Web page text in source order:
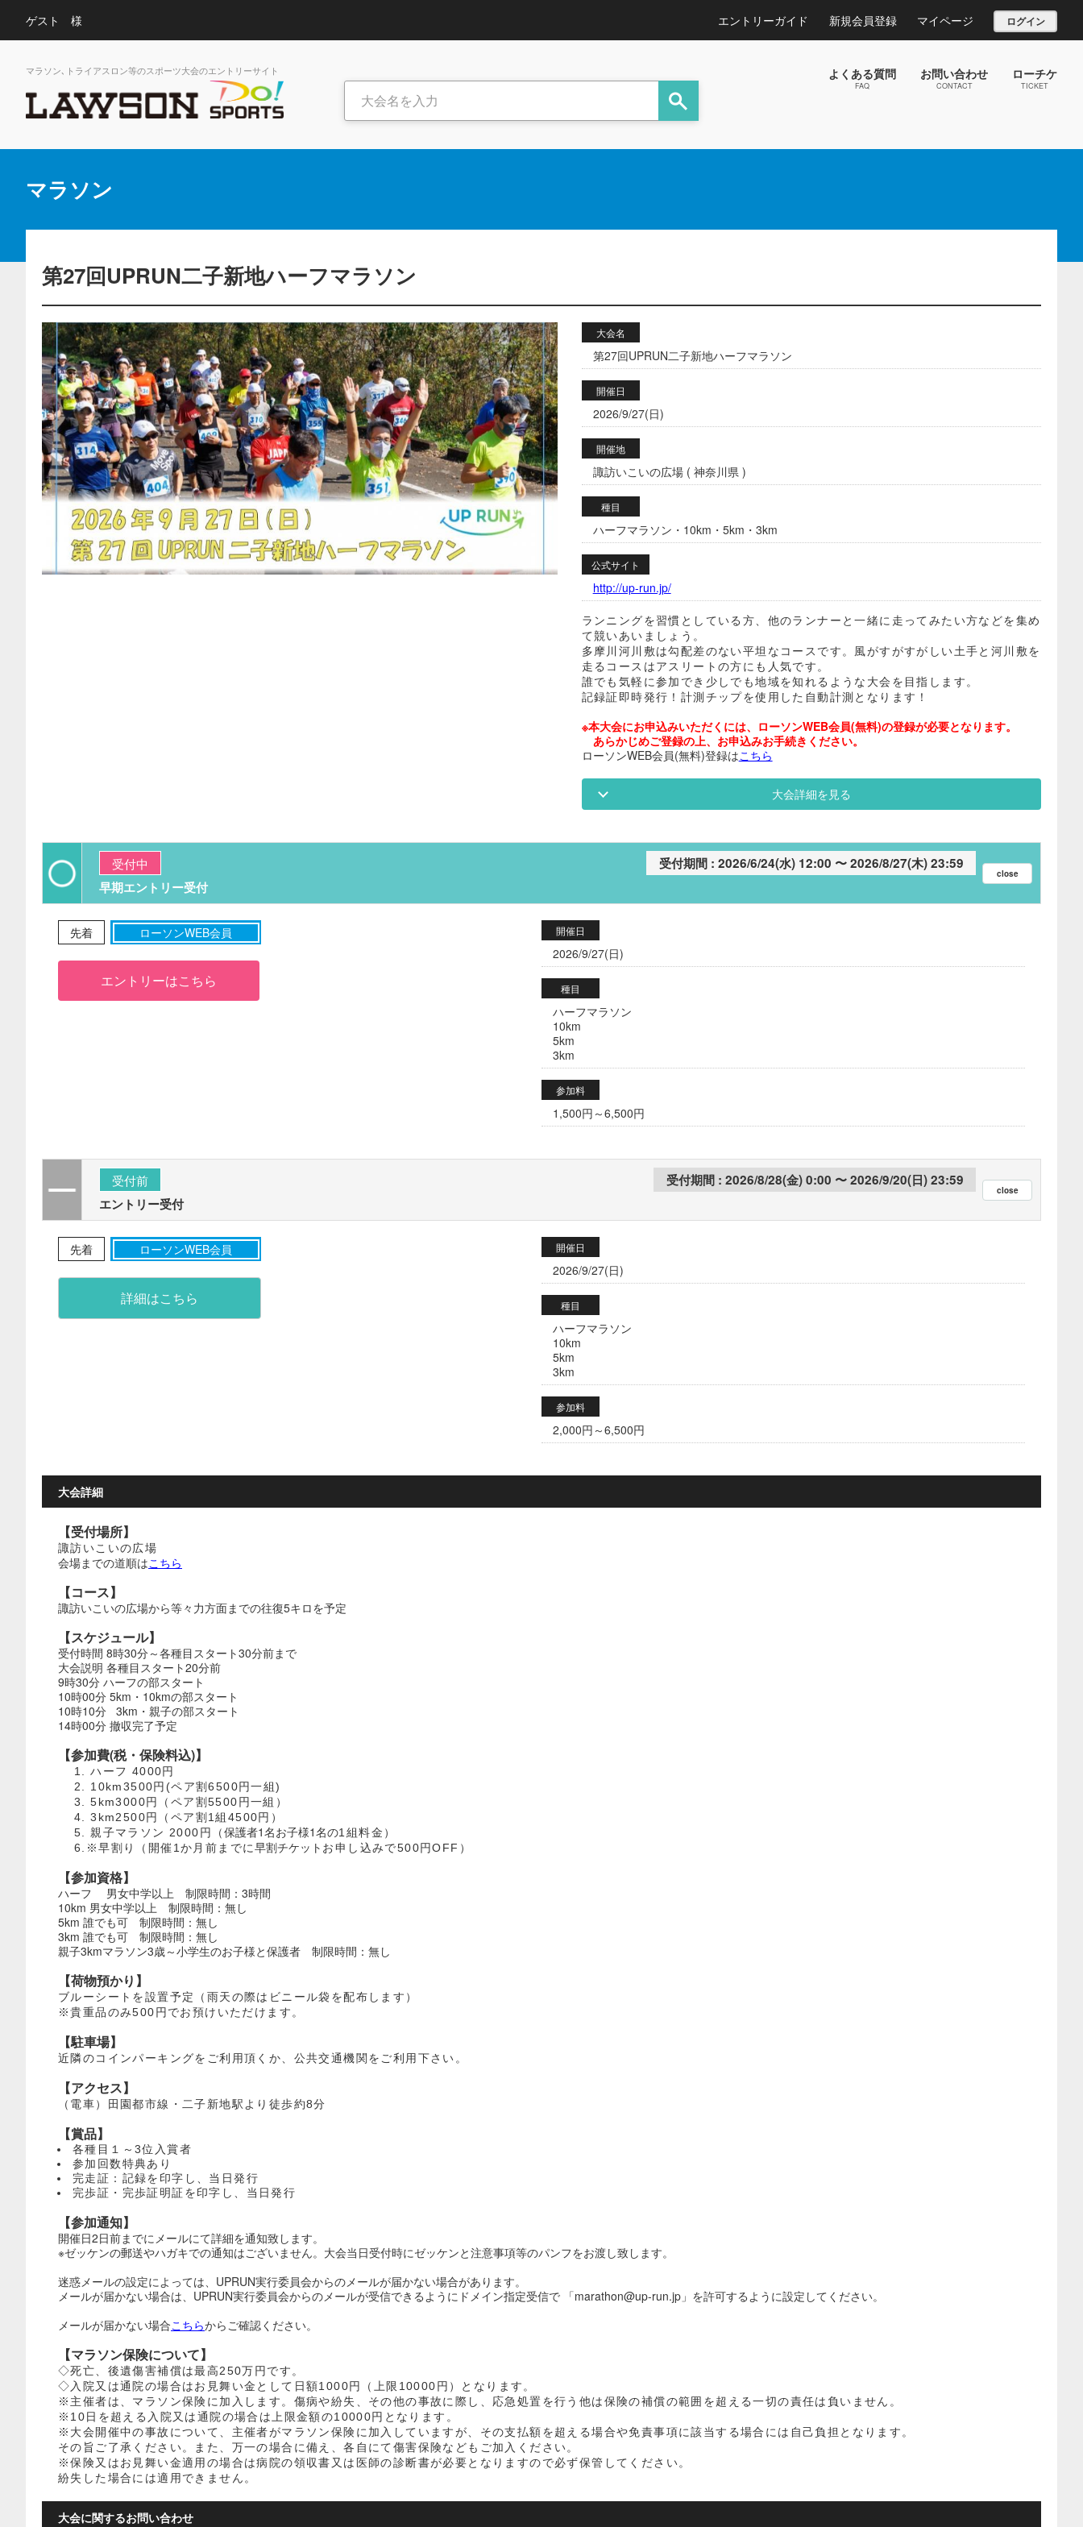
ゲスト 様 エントリーガイド 新規会員登録 マイページ ログイン
マラソン､トライアスロン等のスポーツ大会のエントリーサイト よくある質問
FAQ
お問い合わせ
CONTACT
ローチケ
TICKET
マラソン
第27回UPRUN二子新地ハーフマラソン
大会名
第27回UPRUN二子新地ハーフマラソン
開催日
2026/9/27(日)
開催地
諏訪いこいの広場 ( 神奈川県 )
種目
ハーフマラソン・10km・5km・3km
公式サイト
http://up-run.jp/
ランニングを習慣としている方、他のランナーと一緒に走ってみたい方などを集め
て競いあいましょう。
多摩川河川敷は勾配差のない平坦なコースです。風がすがすがしい土手と河川敷を
走るコースはアスリートの方にも人気です。
誰でも気軽に参加でき少しでも地域を知れるような大会を目指します。
記録証即時発行！計測チップを使用した自動計測となります！
※本大会にお申込みいただくには、ローソンWEB会員(無料)の登録が必要となります。
あらかじめご登録の上、お申込みお手続きください。
ローソンWEB会員(無料)登録はこちら
大会詳細を見る
受付中
早期エントリー受付
2026/6/24(水) 12:00 2026/8/27(木) 23:59
先着 ローソンWEB会員
エントリーはこちら
開催日
2026/9/27(日)
種目
ハーフマラソン
10km
5km
3km
参加料
1,500円～6,500円
受付前
エントリー受付
2026/8/28(金) 0:00 2026/9/20(日) 23:59
先着 ローソンWEB会員
詳細はこちら
開催日
2026/9/27(日)
種目
ハーフマラソン
10km
5km
3km
参加料
2,000円～6,500円
大会詳細
【受付場所】
諏訪いこいの広場
会場までの道順はこちら
【コース】
諏訪いこいの広場から等々力方面までの往復5キロを予定
【スケジュール】
受付時間 8時30分～各種目スタート30分前まで
大会説明 各種目スタート20分前
9時30分 ハーフの部スタート
10時00分 5km・10kmの部スタート
10時10分 3km・親子の部スタート
14時00分 撤収完了予定
【参加費(税・保険料込)】
1. ハーフ 4000円
2. 10km3500円(ペア割6500円一組)
3. 5km3000円（ペア割5500円一組）
4. 3km2500円（ペア割1組4500円）
5. 親子マラソン 2000円（保護者1名お子様1名の1組料金）
6.※早割り（開催1か月前までに早割チケット お申し込みで500円OFF）
【参加資格】
ハーフ 男女中学以上 制限時間：3時間
10km 男女中学以上 制限時間：無し
5km 誰でも可 制限時間：無し
3km 誰でも可 制限時間：無し
親子3kmマラソン3歳～小学生のお子様と保護者 制限時間：無し
【荷物預かり】
ブルーシートを設置予定（雨天の際はビニール袋を配布します）
※貴重品のみ500円でお預けいただけます。
【駐車場】
近隣のコインパーキングをご利用頂くか、公共交通機関をご利用下さい。
【アクセス】
（電車）田園都市線・二子新地駅より徒歩約8分
【賞品】
各種目１～3位入賞者
参加回数特典あり
完走証：記録を印字し、当日発行
完歩証・完歩証明証を印字し、当日発行
【参加通知】
開催日2日前までにメールにて詳細を通知致します。
※ゼッケンの郵送やハガキでの通知はございません。大会当日受付時にゼッケンと注意事項等のパンフをお渡し致します。
迷惑メールの設定によっては、UPRUN実行委員会からのメールが届かない場合があります。
メールが届かない場合は、UPRUN実行委員会からのメールが受信できるようにドメイン指定受信で 「marathon@up-run.jp」を許可するように設定してください。
メールが届かない場合こちらからご確認ください。
【マラソン保険について】
◇死亡、後遺傷害補償は最高250万円です。
◇入院又は通院の場合はお見舞い金として日額1000円（上限10000円）となります。
※主催者は、マラソン保険に加入します。傷病や紛失、その他の事故に際し、応急処置を行う他は保険の補償の範囲を超える一切の責任は負いません。
※10日を超える入院又は通院の場合は上限金額の10000円となります。
※大会開催中の事故について、主催者がマラソン保険に加入していますが、その支払額を超える場合や免責事項に該当する場合には自己負担となります。
その旨ご了承ください。また、万一の場合に備え、各自にて傷害保険などもご加入ください。
※保険又はお見舞い金適用の場合は病院の領収書又は医師の診断書が必要となりますので必ず保管してください。
紛失した場合には適用できません。
大会に関するお問い合わせ